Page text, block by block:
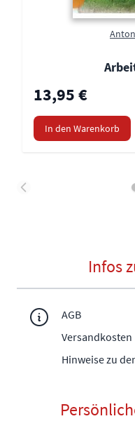
13,95 €
In den Warenkorb
Infos
AGB
Versandkosten
Hinweise zu